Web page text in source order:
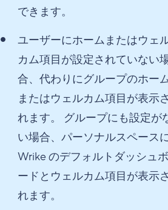
できます。
ユーザーにホームまたはウェ
カム項目が設定されていない
合、代わりにグループのホー
またはウェルカム項目が表示
れます。 グループにも設定が
い場合、パーソナルスペース
Wrike のデフォルトダッシュボ
ードとウェルカム項目が表示
れます。